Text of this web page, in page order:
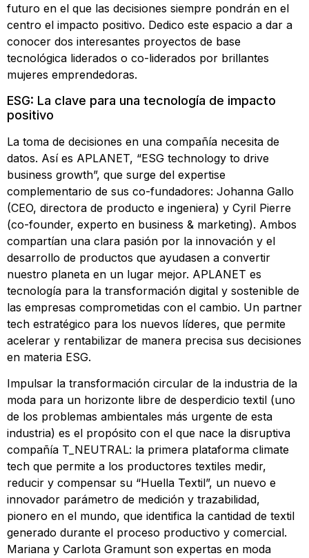
futuro en el que las decisiones siempre pondrán en el
centro el impacto positivo. Dedico este espacio a dar a
conocer dos interesantes proyectos de base
tecnológica liderados o co-liderados por brillantes
mujeres emprendedoras.
ESG: La clave para una tecnología de impacto
positivo
La toma de decisiones en una compañía necesita de
datos. Así es APLANET, “ESG technology to drive
business growth”, que surge del expertise
complementario de sus co-fundadores: Johanna Gallo
(CEO, directora de producto e ingeniera) y Cyril Pierre
(co-founder, experto en business & marketing). Ambos
compartían una clara pasión por la innovación y el
desarrollo de productos que ayudasen a convertir
nuestro planeta en un lugar mejor. APLANET es
tecnología para la transformación digital y sostenible de
las empresas comprometidas con el cambio. Un partner
tech estratégico para los nuevos líderes, que permite
acelerar y rentabilizar de manera precisa sus decisiones
en materia ESG.
Impulsar la transformación circular de la industria de la
moda para un horizonte libre de desperdicio textil (uno
de los problemas ambientales más urgente de esta
industria) es el propósito con el que nace la disruptiva
compañía T_NEUTRAL: la primera plataforma climate
tech que permite a los productores textiles medir,
reducir y compensar su “Huella Textil”, un nuevo e
innovador parámetro de medición y trazabilidad,
pionero en el mundo, que identifica la cantidad de textil
generado durante el proceso productivo y comercial.
Mariana y Carlota Gramunt son expertas en moda